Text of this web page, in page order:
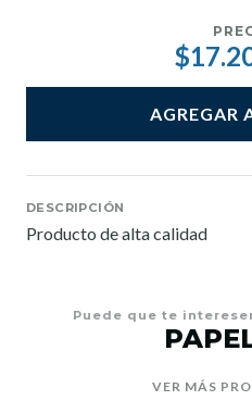
AGREGAR
DESCRIPCIÓN
Producto de alta calidad
Puede que te
VER MÁS